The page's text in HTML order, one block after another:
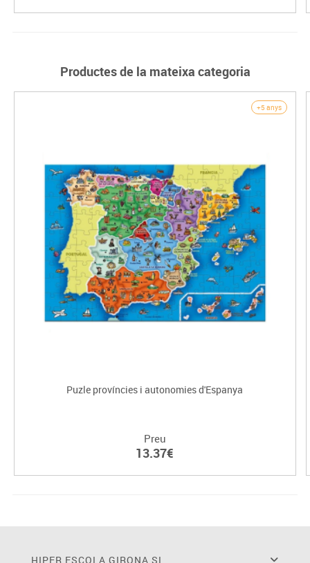
Productes de la mateixa categoria
+5 anys
Puzle províncies i autonomies d'Espanya
Preu
13.37€
HIPER ESCOLA GIRONA SL